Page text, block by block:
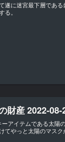
遂に迷宮最下層であ
る。
財産 2022-08-
アイテムである太陽
てやっと太陽のマスク